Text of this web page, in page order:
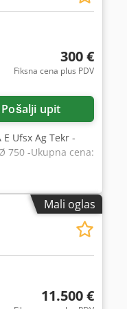
300 €
Fiksna cena plus PDV
Pošalji upit
Ufsx Ag Tekr -
750 -Ukupna cena:
Mali oglas
11.500 €